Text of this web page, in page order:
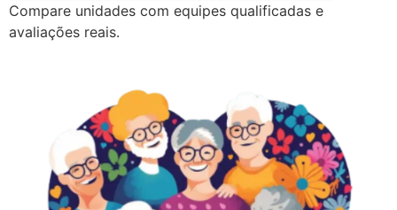
Compare unidades com equipes qualificadas e
avaliações reais.